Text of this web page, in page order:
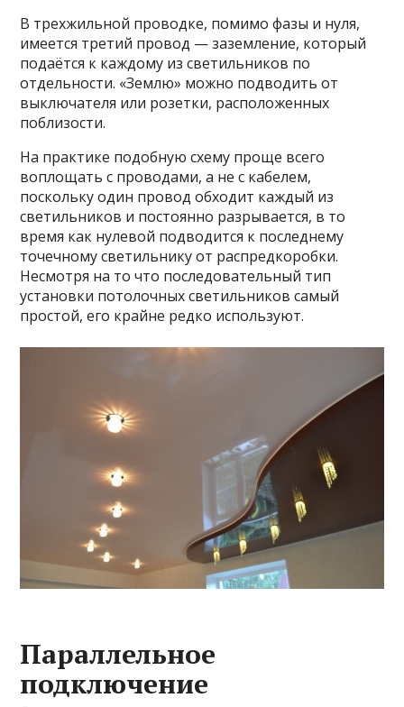
В трехжильной проводке, помимо фазы и нуля,
имеется третий провод — заземление, который
подаётся к каждому из светильников по
отдельности. «Землю» можно подводить от
выключателя или розетки, расположенных
поблизости.
На практике подобную схему проще всего
воплощать с проводами, а не с кабелем,
поскольку один провод обходит каждый из
светильников и постоянно разрывается, в то
время как нулевой подводится к последнему
точечному светильнику от распредкоробки.
Несмотря на то что последовательный тип
установки потолочных светильников самый
простой, его крайне редко используют.
Параллельное
подключение